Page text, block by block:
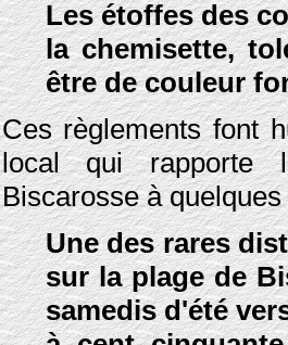
Les étoffes des
la chemisette,
être de couleur
Ces règlements font
local qui rapporte
Biscarosse à
Une des rares
sur la plage de
samedis d'été